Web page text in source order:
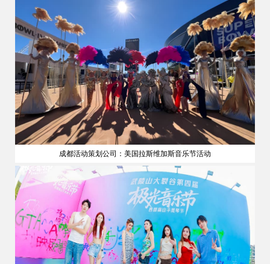
成都活动策划公司：美国拉斯维加斯音乐节活动